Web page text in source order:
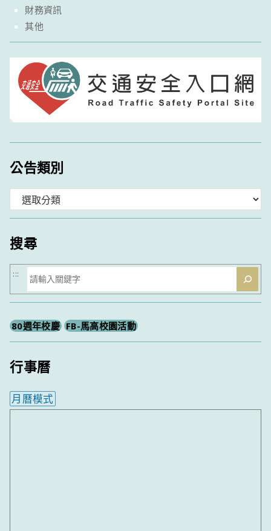
財務資訊
其他
公告類別
類
搜尋
搜
尋
:::
80週年校慶 FB-馬高校園活動
行事曆
月曆模式